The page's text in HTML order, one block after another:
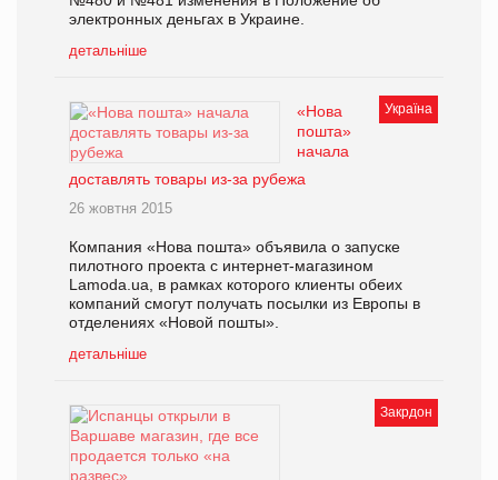
электронных деньгах в Украине.
детальніше
Україна
«Нова
пошта»
начала
доставлять товары из-за рубежа
26 жовтня 2015
Компания «Нова пошта» объявила о запуске
пилотного проекта с интернет-магазином
Lamoda.ua, в рамках которого клиенты обеих
компаний смогут получать посылки из Европы в
отделениях «Новой пошты».
детальніше
Закрдон